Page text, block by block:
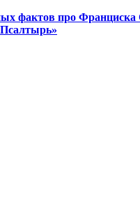
фактов про Франциска